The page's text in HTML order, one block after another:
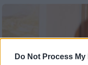
Do Not Process